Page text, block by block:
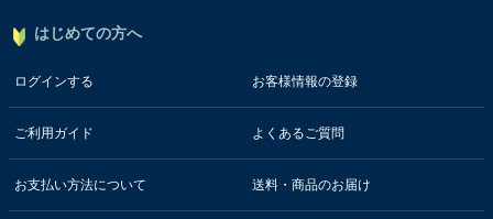
はじめての方へ
ログインする お客様情報の登録
ご利用ガイド よくあるご質問
お支払い方法について 送料・商品のお届け